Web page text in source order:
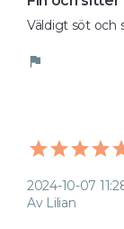
Väldigt söt och
flag
2024-10-07
Av Lilian